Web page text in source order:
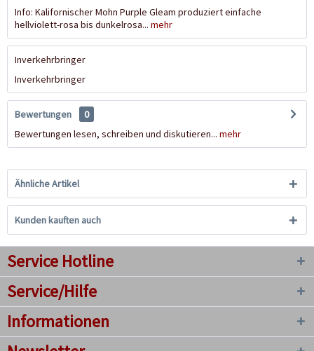
Info: Kalifornischer Mohn Purple Gleam produziert einfache
hellviolett-rosa bis dunkelrosa... mehr
Inverkehrbringer
Inverkehrbringer
Bewertungen
0
Bewertungen lesen, schreiben und diskutieren... mehr
Ähnliche Artikel
Kunden kauften auch
Service Hotline
Service/Hilfe
Informationen